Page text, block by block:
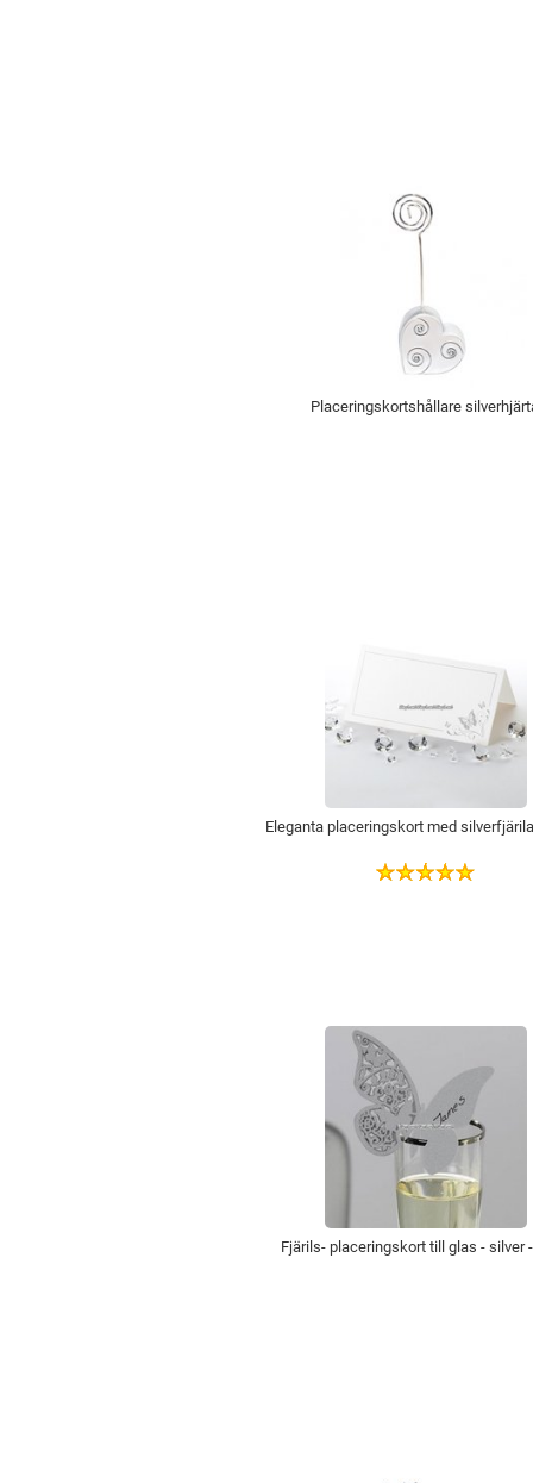
Placeringskortshållare
Eleganta placeringskort med
Fjärils- placeringskort till glas - silver